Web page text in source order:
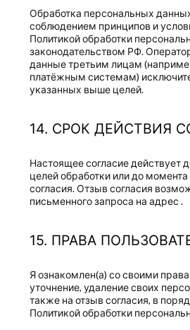
Обработка персональных
соблюдением принципов и
Политикой обработки
законодательством РФ.
данные третьим лицам
платёжным системам)
указанных выше целей.
СРОК ДЕЙСТВИЯ
Настоящее согласие действует
целей обработки или до
согласия. Отзыв согласия
письменного запроса на адрес .
ПРАВА
Я ознакомлен(а) со своими
уточнение, удаление своих
также на отзыв согласия, в
Политикой обработки